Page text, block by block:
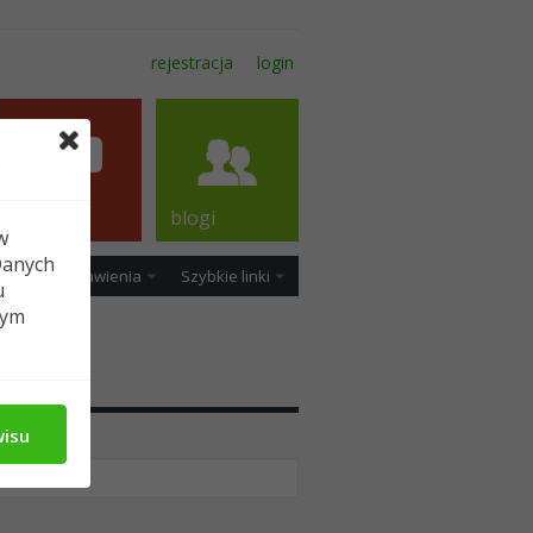
rejestracja login
Ustawienia Szybkie linki
blogi